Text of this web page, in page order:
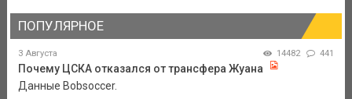
ПОПУЛЯРНОЕ
3 Августа 14482 441
Почему ЦСКА отказался от трансфера Жуана
Данные Bobsoccer.